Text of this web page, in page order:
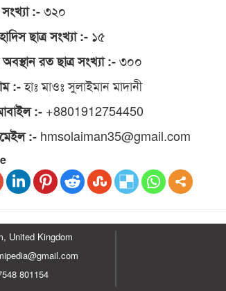
:-৩২০
ছাত্র সংখ্যা :- ১৫
অবস্থান রত ছাত্র সংখ্যা :-৩০০
:-হাঃ মাওঃ সুলাইমান মাদানী
:- +8801912754450
:- hmsolaiman35@gmail.com
United Kingdom
801154